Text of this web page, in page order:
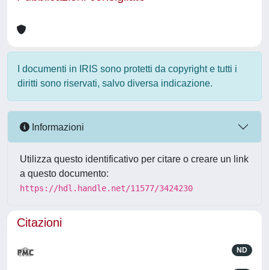
I documenti in IRIS sono protetti da copyright e tutti i
diritti sono riservati, salvo diversa indicazione.
Informazioni
Utilizza questo identificativo per citare o creare un link
a questo documento:
https://hdl.handle.net/11577/3424230
Citazioni
ND